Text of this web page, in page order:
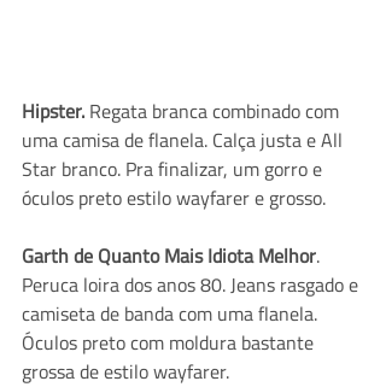
Hipster. Regata branca combinado com
uma camisa de flanela. Calça justa e All
Star branco. Pra finalizar, um gorro e
óculos preto estilo wayfarer e grosso.
Garth de Quanto Mais Idiota Melhor.
Peruca loira dos anos 80. Jeans rasgado e
camiseta de banda com uma flanela.
Óculos preto com moldura bastante
grossa de estilo wayfarer.